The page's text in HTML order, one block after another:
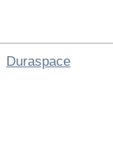
Duraspace